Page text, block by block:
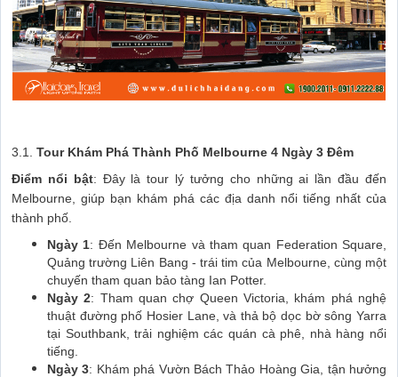
3.1. Tour Khám Phá Thành Phố Melbourne 4 Ngày 3 Đêm
Điểm nổi bật: Đây là tour lý tưởng cho những ai lần đầu đến
Melbourne, giúp bạn khám phá các địa danh nổi tiếng nhất của
thành phố.
Ngày 1: Đến Melbourne và tham quan Federation Square,
Quảng trường Liên Bang - trái tim của Melbourne, cùng một
chuyến tham quan bảo tàng Ian Potter.
Ngày 2: Tham quan chợ Queen Victoria, khám phá nghệ
thuật đường phố Hosier Lane, và thả bộ dọc bờ sông Yarra
tại Southbank, trải nghiệm các quán cà phê, nhà hàng nổi
tiếng.
Ngày 3: Khám phá Vườn Bách Thảo Hoàng Gia, tận hưởng